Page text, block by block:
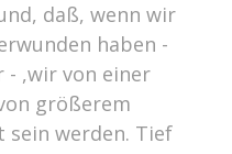
daß, wenn wir
haben -
- ,wir von einer
größerem
werden. Tief